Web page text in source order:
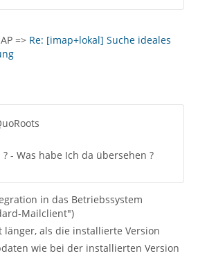
=> Re: [imap+lokal] Suche ideales
- Was habe Ich da übersehen ?
in das Betriebssystem
Mailclient")
länger, als die installierte Version
wie bei der installierten Version